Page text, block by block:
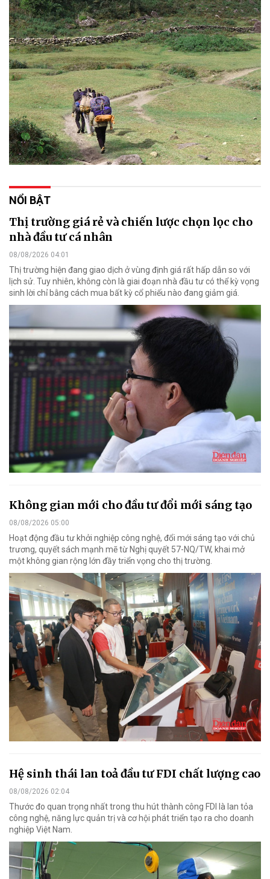
NỔI BẬT
Thị trường giá rẻ và chiến lược chọn lọc cho
nhà đầu tư cá nhân
08/08/2026 04:01
Thị trường hiện đang giao dịch ở vùng định giá rất hấp dẫn so với
lịch sử. Tuy nhiên, không còn là giai đoạn nhà đầu tư có thể kỳ vọng
sinh lời chỉ bằng cách mua bất kỳ cổ phiếu nào đang giảm giá.
Không gian mới cho đầu tư đổi mới sáng tạo
08/08/2026 05:00
Hoạt động đầu tư khởi nghiệp công nghệ, đổi mới sáng tạo với chủ
trương, quyết sách mạnh mẽ từ Nghị quyết 57-NQ/TW, khai mở
một không gian rộng lớn đầy triển vọng cho thị trường.
Hệ sinh thái lan toả đầu tư FDI chất lượng cao
08/08/2026 02:04
Thước đo quan trọng nhất trong thu hút thành công FDI là lan tỏa
công nghệ, năng lực quản trị và cơ hội phát triển tạo ra cho doanh
nghiệp Việt Nam.